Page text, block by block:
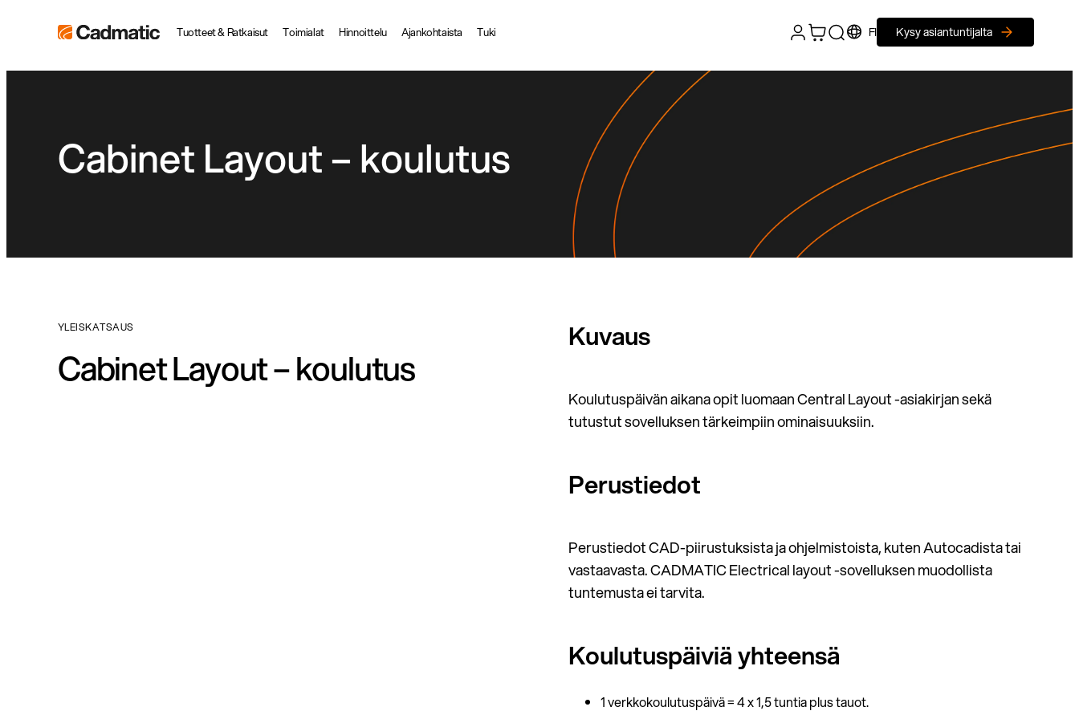
Cadmatic
Software
Tuotteet & Ratkaisut Toimialat Hinnoittelu Ajankohtaista Tuki FI Kysy asiantuntijalta
Cabinet Layout – koulutus
YLEISKATSAUS
Cabinet Layout – koulutus
Kuvaus
Koulutuspäivän aikana opit luomaan Central Layout -asiakirjan sekä
tutustut sovelluksen tärkeimpiin ominaisuuksiin.
Perustiedot
Perustiedot CAD-piirustuksista ja ohjelmistoista, kuten Autocadista tai
vastaavasta. CADMATIC Electrical layout -sovelluksen muodollista
tuntemusta ei tarvita.
Koulutuspäiviä yhteensä
1 verkkokoulutuspäivä = 4 x 1,5 tuntia plus tauot.